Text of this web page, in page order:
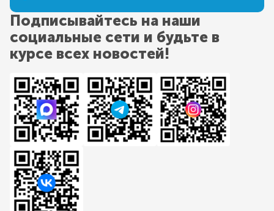
Подписывайтесь на наши
социальные сети и будьте в
курсе всех новостей!